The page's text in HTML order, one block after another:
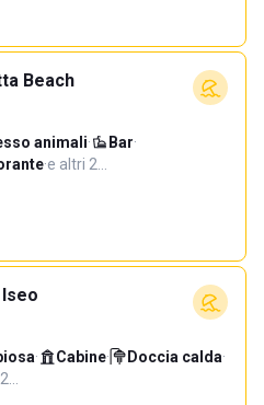
Beach
animali· Bar·
·e altri 2…
· Cabine· Doccia calda·